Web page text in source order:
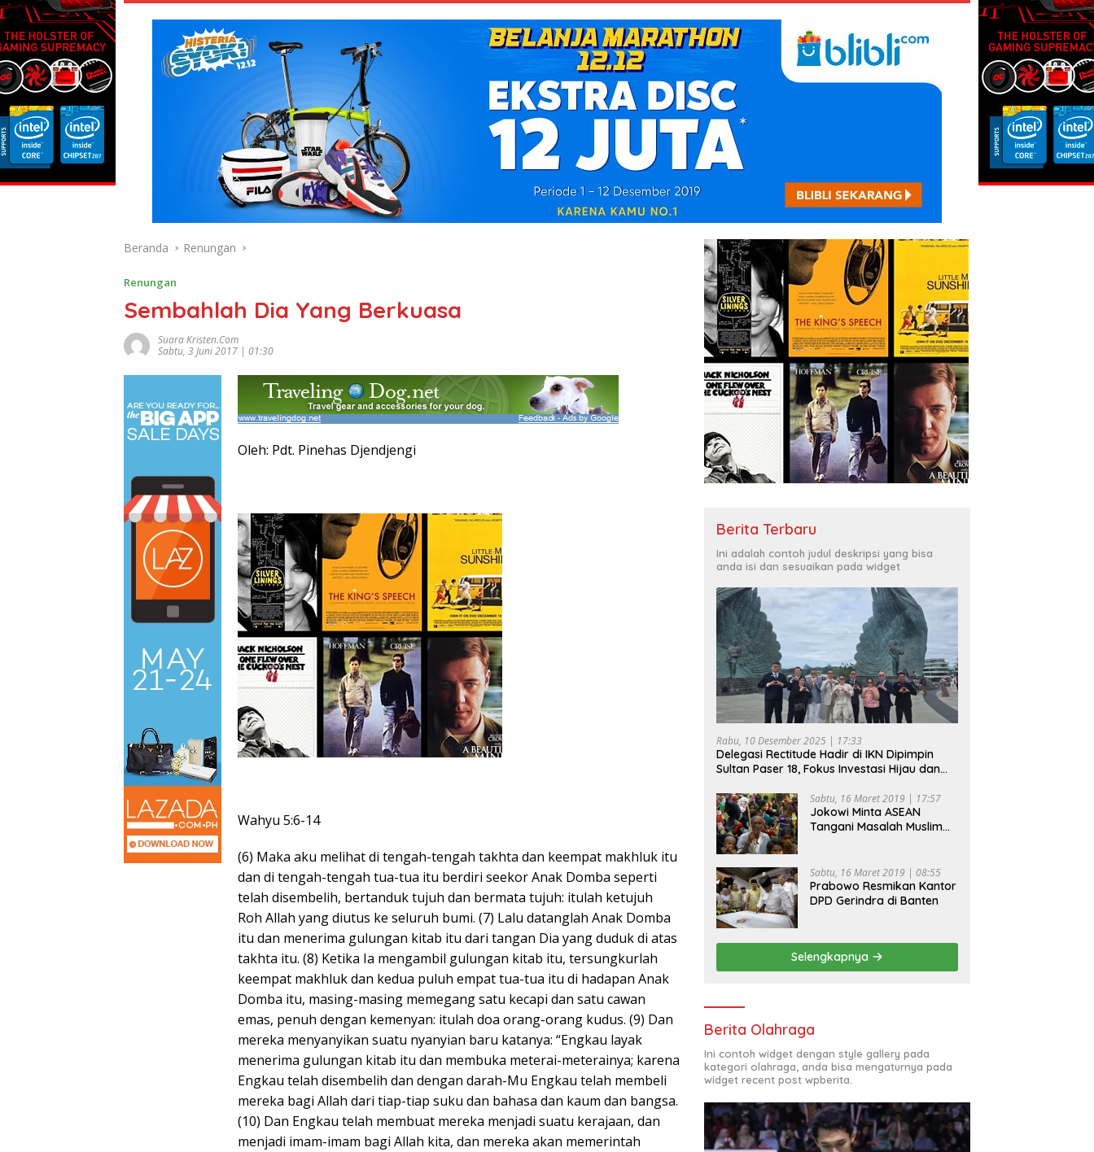
Beranda Renungan
Renungan
Sembahlah Dia Yang Berkuasa
Suara Kristen.com
Sabtu, 3 Juni 2017 | 01:30
Oleh: Pdt. Pinehas Djendjengi
Wahyu 5:6-14
(6) Maka aku melihat di tengah-tengah takhta dan keempat makhluk itu
dan di tengah-tengah tua-tua itu berdiri seekor Anak Domba seperti
telah disembelih, bertanduk tujuh dan bermata tujuh: itulah ketujuh
Roh Allah yang diutus ke seluruh bumi. (7) Lalu datanglah Anak Domba
itu dan menerima gulungan kitab itu dari tangan Dia yang duduk di atas
takhta itu. (8) Ketika Ia mengambil gulungan kitab itu, tersungkurlah
keempat makhluk dan kedua puluh empat tua-tua itu di hadapan Anak
Domba itu, masing-masing memegang satu kecapi dan satu cawan
emas, penuh dengan kemenyan: itulah doa orang-orang kudus. (9) Dan
mereka menyanyikan suatu nyanyian baru katanya: “Engkau layak
menerima gulungan kitab itu dan membuka meterai-meterainya; karena
Engkau telah disembelih dan dengan darah-Mu Engkau telah membeli
mereka bagi Allah dari tiap-tiap suku dan bahasa dan kaum dan bangsa.
(10) Dan Engkau telah membuat mereka menjadi suatu kerajaan, dan
menjadi imam-imam bagi Allah kita, dan mereka akan memerintah
Berita Terbaru
Ini adalah contoh judul deskripsi yang bisa
anda isi dan sesuaikan pada widget
Rabu, 10 Desember 2025 | 17:33
Delegasi Rectitude Hadir di IKN Dipimpin
Sultan Paser 18, Fokus Investasi Hijau dan
Sabtu, 16 Maret 2019 | 17:57
Jokowi Minta ASEAN
Tangani Masalah Muslim
Sabtu, 16 Maret 2019 | 08:55
Prabowo Resmikan Kantor
DPD Gerindra di Banten
Selengkapnya
Berita Olahraga
Ini contoh widget dengan style gallery pada
kategori olahraga, anda bisa mengaturnya pada
widget recent post wpberita.